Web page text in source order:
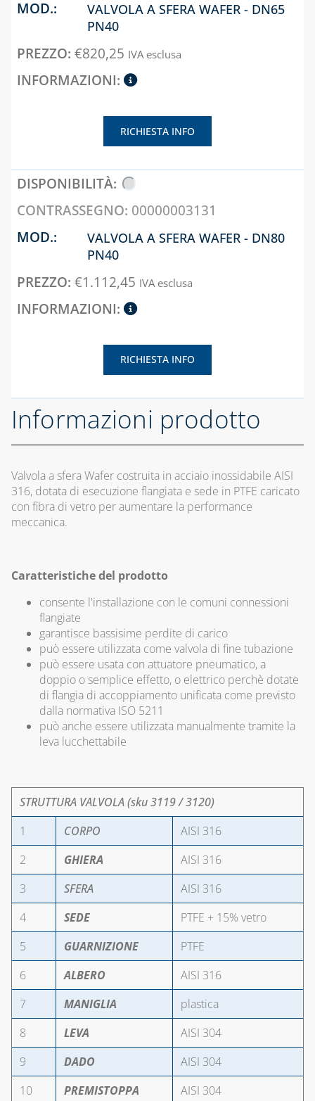
E ACCESSORI
SISTEMA VMC,
ASSOLO E
CAPITOLO 07
CASSETTE E
SPORTELLI PER
CONTATORI
ACQUA E
CASSETTE E
SPORTELLI PER
CONTATORI GAS
CASSETTE PER
CONTATORI
ELETTRICI
CASSETTE PER
INTERCETTAZIONE
CAPITOLO 08
ANTIGELO,
BENDE, NASTRI E
FASCETTE E
SPIRALATE
CORRUGATE,
ESTENSIBILI E
POMPE SCALDA
ACCESSORI PER
SIGILLATURA
TUBI E
GUARNIZIONI IN
GOMMA
CAPITOLO 09
INTERCETTAZIONE
ANTINCENDIO
FILTRI, VALVOLE
ED
ELETTROVALVOLE
PER GASOLIO
INDICATORI DI
ACCESSORI
CAPITOLO 10
LAMPADE,
FORNELLI E
BRUCIATORI
LEGHE SALDANTI
PRODOTTI PER
SALDATURA
VALVOLA A SFERA WAFER - DN65
PN40
€820,25 IVA esclusa
RICHIESTA INFO
00000003131
VALVOLA A SFERA WAFER - DN80
PN40
€1.112,45 IVA esclusa
RICHIESTA INFO
Informazioni prodotto
Valvola a sfera Wafer costruita in acciaio inossidabile AISI
316, dotata di esecuzione flangiata e sede in PTFE caricato
con fibra di vetro per aumentare la performance
meccanica.
Caratteristiche del prodotto
consente l'installazione con le comuni connessioni
flangiate
garantisce bassisime perdite di carico
può essere utilizzata come valvola di fine tubazione
può essere usata con attuatore pneumatico, a
doppio o semplice effetto, o elettrico perchè dotate
di flangia di accoppiamento unificata come previsto
dalla normativa ISO 5211
può anche essere utilizzata manualmente tramite la
leva lucchettabile
STRUTTURA VALVOLA (sku 3119 / 3120)
1
CORPO
AISI 316
2
GHIERA
AISI 316
3
SFERA
AISI 316
4
SEDE
PTFE + 15% vetro
5
GUARNIZIONE
PTFE
6
ALBERO
AISI 316
7
MANIGLIA
plastica
8
LEVA
AISI 304
9
DADO
AISI 304
10
PREMISTOPPA
AISI 304